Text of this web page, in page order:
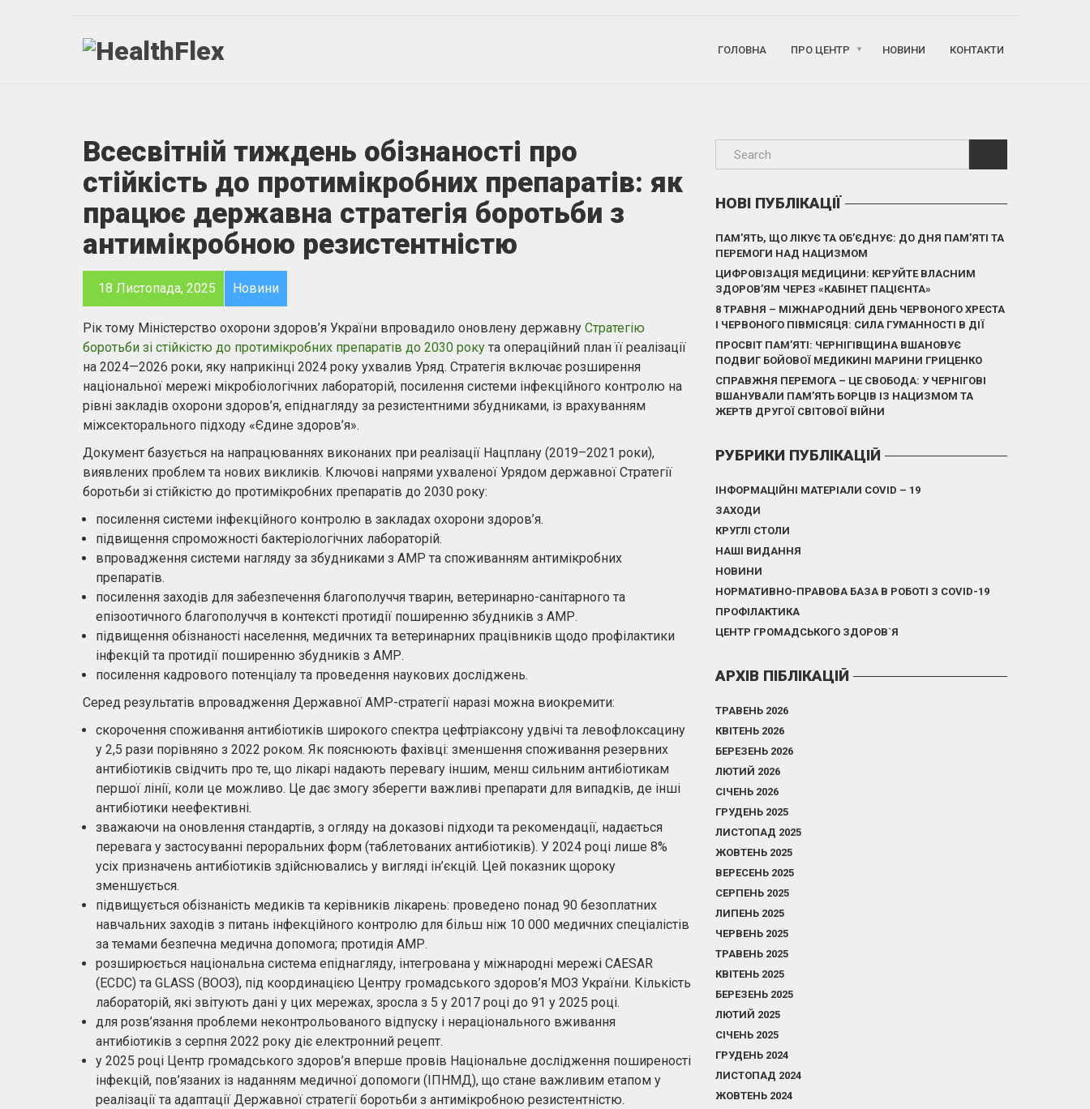
ГОЛОВНА ПРО ЦЕНТР НОВИНИ КОНТАКТИ
Всесвітній тиждень обізнаності про
стійкість до протимікробних препаратів: як
працює державна стратегія боротьби з
антимікробною резистентністю
18 Листопада, 2025 Новини
Рік тому Міністерство охорони здоров’я України впровадило оновлену державну Стратегію
боротьби зі стійкістю до протимікробних препаратів до 2030 року та операційний план її реалізації
на 2024—2026 роки, яку наприкінці 2024 року ухвалив Уряд. Стратегія включає розширення
національної мережі мікробіологічних лабораторій, посилення системи інфекційного контролю на
рівні закладів охорони здоров’я, епіднагляду за резистентними збудниками, із врахуванням
міжсекторального підходу «Єдине здоров’я».
Документ базується на напрацюваннях виконаних при реалізації Нацплану (2019–2021 роки),
виявлених проблем та нових викликів. Ключові напрями ухваленої Урядом державної Стратегії
боротьби зі стійкістю до протимікробних препаратів до 2030 року:
посилення системи інфекційного контролю в закладах охорони здоров’я.
підвищення спроможності бактеріологічних лабораторій.
впровадження системи нагляду за збудниками з АМР та споживанням антимікробних
препаратів.
посилення заходів для забезпечення благополуччя тварин, ветеринарно-санітарного та
епізоотичного благополуччя в контексті протидії поширенню збудників з АМР.
підвищення обізнаності населення, медичних та ветеринарних працівників щодо профілактики
інфекцій та протидії поширенню збудників з АМР.
посилення кадрового потенціалу та проведення наукових досліджень.
Серед результатів впровадження Державної АМР-стратегії наразі можна виокремити:
скорочення споживання антибіотиків широкого спектра цефтріаксону удвічі та левофлоксацину
у 2,5 рази порівняно з 2022 роком. Як пояснюють фахівці: зменшення споживання резервних
антибіотиків свідчить про те, що лікарі надають перевагу іншим, менш сильним антибіотикам
першої лінії, коли це можливо. Це дає змогу зберегти важливі препарати для випадків, де інші
антибіотики неефективні.
зважаючи на оновлення стандартів, з огляду на доказові підходи та рекомендації, надається
перевага у застосуванні пероральних форм (таблетованих антибіотиків). У 2024 році лише 8%
усіх призначень антибіотиків здійснювались у вигляді ін’єкцій. Цей показник щороку
зменшується.
підвищується обізнаність медиків та керівників лікарень: проведено понад 90 безоплатних
навчальних заходів з питань інфекційного контролю для більш ніж 10 000 медичних спеціалістів
за темами безпечна медична допомога; протидія АМР.
розширюється національна система епіднагляду, інтегрована у міжнародні мережі CAESAR
(ECDC) та GLASS (ВООЗ), під координацією Центру громадського здоров’я МОЗ України. Кількість
лабораторій, які звітують дані у цих мережах, зросла з 5 у 2017 році до 91 у 2025 році.
для розв’язання проблеми неконтрольованого відпуску і нераціонального вживання
антибіотиків з серпня 2022 року діє електронний рецепт.
у 2025 році Центр громадського здоров’я вперше провів Національне дослідження поширеності
інфекцій, пов’язаних із наданням медичної допомоги (ІПНМД), що стане важливим етапом у
реалізації та адаптації Державної стратегії боротьби з антимікробною резистентністю.
НОВІ ПУБЛІКАЦІЇ
ПАМ’ЯТЬ, ЩО ЛІКУЄ ТА ОБ’ЄДНУЄ: ДО ДНЯ ПАМ’ЯТІ ТА
ПЕРЕМОГИ НАД НАЦИЗМОМ
ЦИФРОВІЗАЦІЯ МЕДИЦИНИ: КЕРУЙТЕ ВЛАСНИМ
ЗДОРОВ’ЯМ ЧЕРЕЗ «КАБІНЕТ ПАЦІЄНТА»
8 ТРАВНЯ – МІЖНАРОДНИЙ ДЕНЬ ЧЕРВОНОГО ХРЕСТА
І ЧЕРВОНОГО ПІВМІСЯЦЯ: СИЛА ГУМАННОСТІ В ДІЇ
ПРОСВІТ ПАМ’ЯТІ: ЧЕРНІГІВЩИНА ВШАНОВУЄ
ПОДВИГ БОЙОВОЇ МЕДИКИНІ МАРИНИ ГРИЦЕНКО
СПРАВЖНЯ ПЕРЕМОГА – ЦЕ СВОБОДА: У ЧЕРНІГОВІ
ВШАНУВАЛИ ПАМ’ЯТЬ БОРЦІВ ІЗ НАЦИЗМОМ ТА
ЖЕРТВ ДРУГОЇ СВІТОВОЇ ВІЙНИ
РУБРИКИ ПУБЛІКАЦІЙ
ІНФОРМАЦІЙНІ МАТЕРІАЛИ COVID – 19
ЗАХОДИ
КРУГЛІ СТОЛИ
НАШІ ВИДАННЯ
НОВИНИ
НОРМАТИВНО-ПРАВОВА БАЗА В РОБОТІ З COVID-19
ПРОФІЛАКТИКА
ЦЕНТР ГРОМАДСЬКОГО ЗДОРОВ`Я
АРХІВ ПІБЛІКАЦІЙ
ТРАВЕНЬ 2026
КВІТЕНЬ 2026
БЕРЕЗЕНЬ 2026
ЛЮТИЙ 2026
СІЧЕНЬ 2026
ГРУДЕНЬ 2025
ЛИСТОПАД 2025
ЖОВТЕНЬ 2025
ВЕРЕСЕНЬ 2025
СЕРПЕНЬ 2025
ЛИПЕНЬ 2025
ЧЕРВЕНЬ 2025
ТРАВЕНЬ 2025
КВІТЕНЬ 2025
БЕРЕЗЕНЬ 2025
ЛЮТИЙ 2025
СІЧЕНЬ 2025
ГРУДЕНЬ 2024
ЛИСТОПАД 2024
ЖОВТЕНЬ 2024